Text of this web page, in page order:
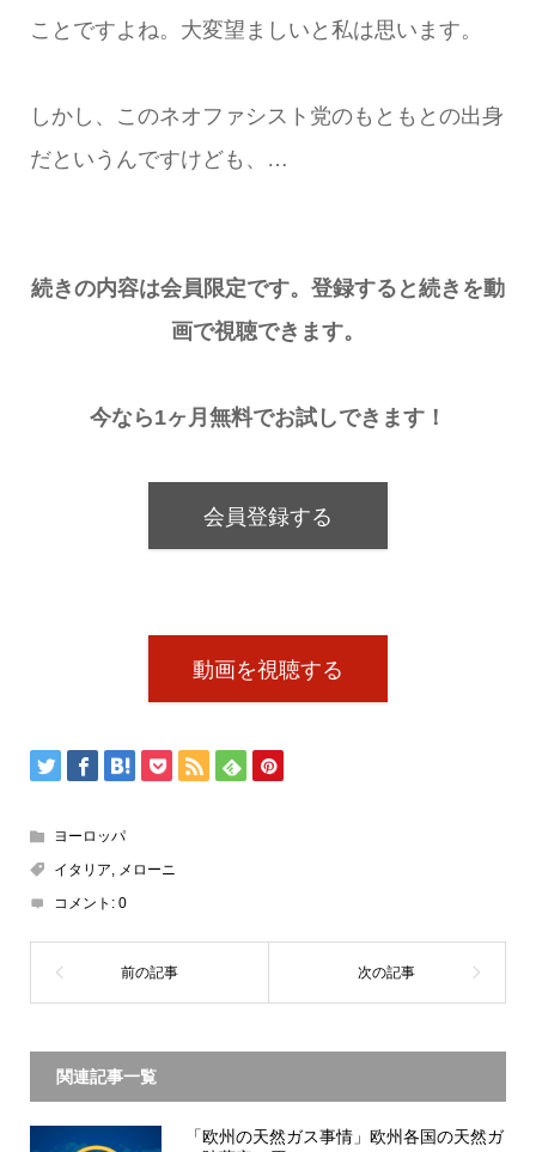
ことですよね。大変望ましいと私は思います。
しかし、このネオファシスト党のもともとの出身
だというんですけども、…
続きの内容は会員限定です。登録すると続きを動
画で視聴できます。
今なら1ヶ月無料でお試しできます！
会員登録する
動画を視聴する
ヨーロッパ
イタリア
メローニ
コメント: 0
関連記事一覧
「欧州の天然ガス事情」欧州各国の天然ガ